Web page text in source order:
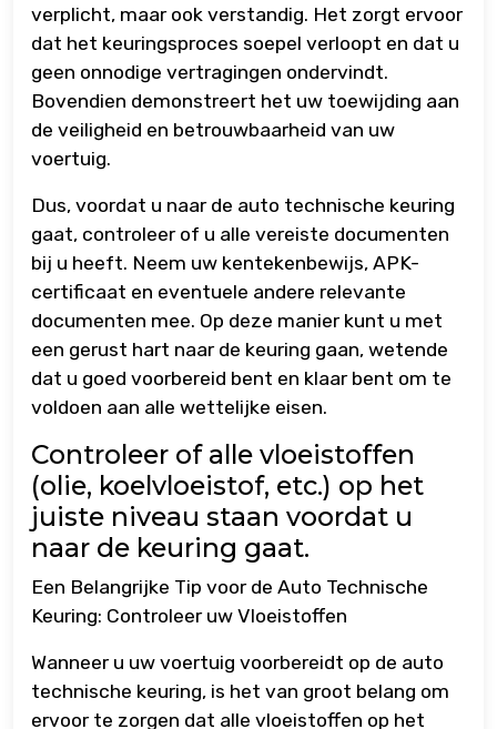
verplicht, maar ook verstandig. Het zorgt ervoor
dat het keuringsproces soepel verloopt en dat u
geen onnodige vertragingen ondervindt.
Bovendien demonstreert het uw toewijding aan
de veiligheid en betrouwbaarheid van uw
voertuig.
Dus, voordat u naar de auto technische keuring
gaat, controleer of u alle vereiste documenten
bij u heeft. Neem uw kentekenbewijs, APK-
certificaat en eventuele andere relevante
documenten mee. Op deze manier kunt u met
een gerust hart naar de keuring gaan, wetende
dat u goed voorbereid bent en klaar bent om te
voldoen aan alle wettelijke eisen.
Controleer of alle vloeistoffen
(olie, koelvloeistof, etc.) op het
juiste niveau staan ​​voordat u
naar de keuring gaat.
Een Belangrijke Tip voor de Auto Technische
Keuring: Controleer uw Vloeistoffen
Wanneer u uw voertuig voorbereidt op de auto
technische keuring, is het van groot belang om
ervoor te zorgen dat alle vloeistoffen op het